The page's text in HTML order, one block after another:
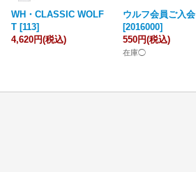
WH・CLASSIC WOLF
T [113]
4,620円(税込)
ウルフ会員ご入会
[2016000]
550円(税込)
在庫◯